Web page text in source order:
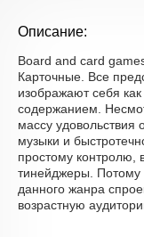
Описание:
Board and сard
Карточные. Все
изображают себя
содержанием.
массу удовольствия
музыки и
простому контролю,
тинейджеры. Потому
данного жанра
возрастную